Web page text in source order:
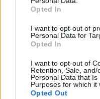
Opted In
I want to opt-out of
Personal Data for
Opted In
I want to opt-out of
Retention, Sale,
Personal Data that
Purposes for which it
Opted Out